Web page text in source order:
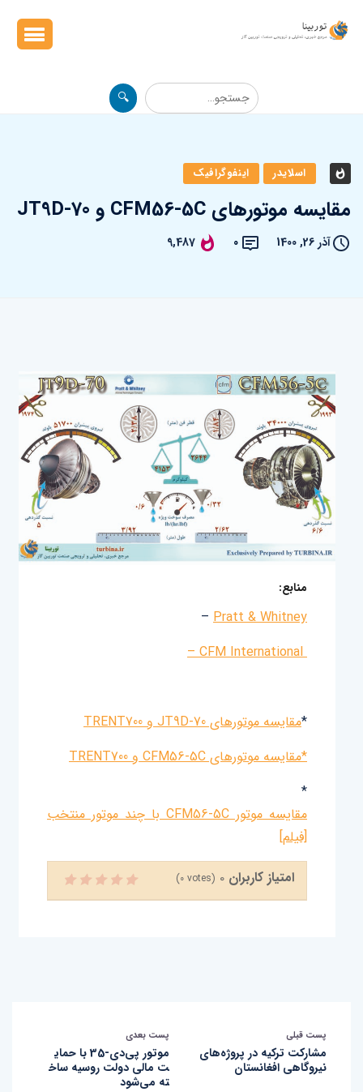
🔍
اسلایدر اینفوگرافیک
مقایسه موتورهای CFM56-5C و JT9D-70
آذر 26, 1400 0
9,487
منابع:
Pratt & Whitney
–
CFM International –
*مقایسه موتورهای JT9D-70 و TRENT700
*مقایسه موتورهای CFM56-5C و TRENT700
*
مقایسه موتور CFM56-5C با چند موتور منتخب
[فیلم]
امتیاز کاربران 0
(0 votes)
پست قبلی
مشارکت ترکیه در پروژه‌های
نیروگاهی افغانستان
پست بعدی
موتور پی‌دی-35 با حمای
ت مالی دولت روسیه ساخ
ته می‌شود